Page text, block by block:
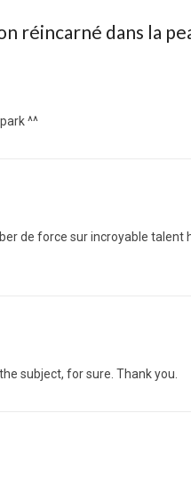
réincarné dans la
^^
de force sur incroyable talent
subject, for sure. Thank you.